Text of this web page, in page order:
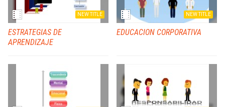
ESTRATEGIAS DE
APRENDIZAJE
NEW TITLE
EDUCACION CORPORATIVA
NEW TITLE